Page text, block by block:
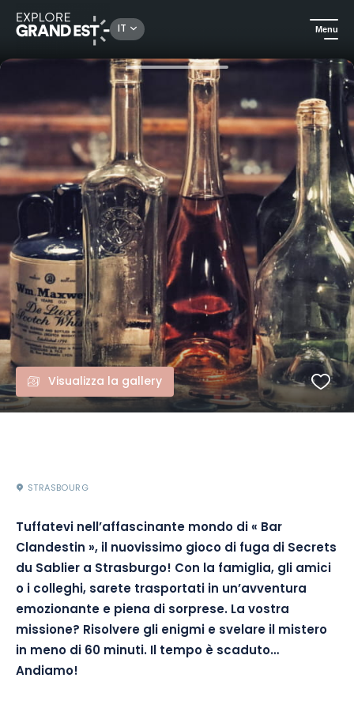
IT Menu
Attività ludiche
Visualizza la gallery
STRASBOURG
Tuffatevi nell’affascinante mondo di « Bar
Clandestin », il nuovissimo gioco di fuga di Secrets
du Sablier a Strasburgo! Con la famiglia, gli amici
o i colleghi, sarete trasportati in un’avventura
emozionante e piena di sorprese. La vostra
missione? Risolvere gli enigmi e svelare il mistero
in meno di 60 minuti. Il tempo è scaduto…
Andiamo!